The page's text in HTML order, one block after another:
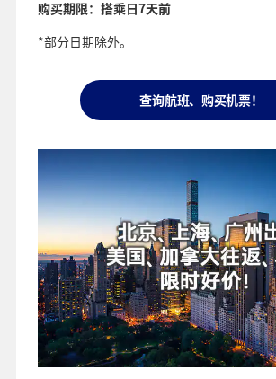
购买期限：搭乘日7天前
*部分日期除外。
查询航班、购买机票！